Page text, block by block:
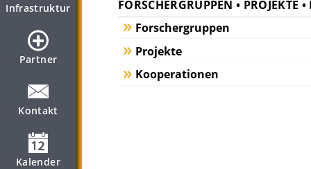
Infrastruktur
Partner
Kontakt
Kalender
FORSCHERGRUPPEN • PROJEKTE
Forschergruppen
Projekte
Kooperationen